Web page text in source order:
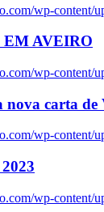
wp-content/
EM AVEIRO
wp-content/
nova carta de
wp-content/
wp-content/